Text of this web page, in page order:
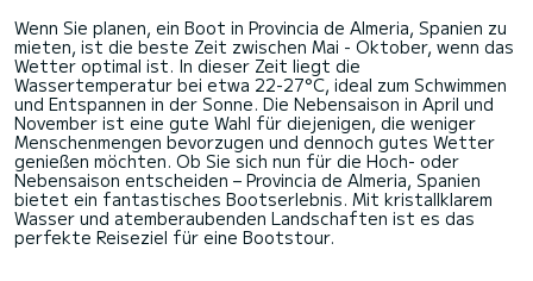
Wenn Sie planen, ein Boot in Provincia de Almeria, Spanien zu
mieten, ist die beste Zeit zwischen Mai - Oktober, wenn das
Wetter optimal ist. In dieser Zeit liegt die
Wassertemperatur bei etwa 22-27°C, ideal zum Schwimmen
und Entspannen in der Sonne. Die Nebensaison in April und
November ist eine gute Wahl für diejenigen, die weniger
Menschenmengen bevorzugen und dennoch gutes Wetter
genießen möchten. Ob Sie sich nun für die Hoch- oder
Nebensaison entscheiden – Provincia de Almeria, Spanien
bietet ein fantastisches Bootserlebnis. Mit kristallklarem
Wasser und atemberaubenden Landschaften ist es das
perfekte Reiseziel für eine Bootstour.